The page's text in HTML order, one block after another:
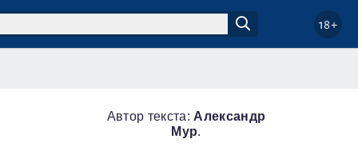
18+
Автор текста: Александр
Мур.